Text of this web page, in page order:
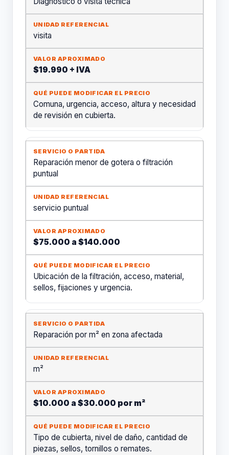
visita
$19.990 + IVA
Comuna, urgencia, acceso, altura y necesidad
de revisión en cubierta.
Reparación menor de gotera o filtración
puntual
servicio puntual
$75.000 a $140.000
Ubicación de la filtración, acceso, material,
sellos, fijaciones y urgencia.
Reparación por m² en zona afectada
m²
$10.000 a $30.000 por m²
Tipo de cubierta, nivel de daño, cantidad de
piezas, sellos, tornillos o remates.